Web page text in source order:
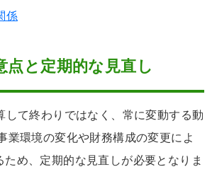
係
点と定期的な見直し
して終わりではなく、常に変動する動
業環境の変化や財務構成の変更によ
ため、定期的な見直しが必要となりま